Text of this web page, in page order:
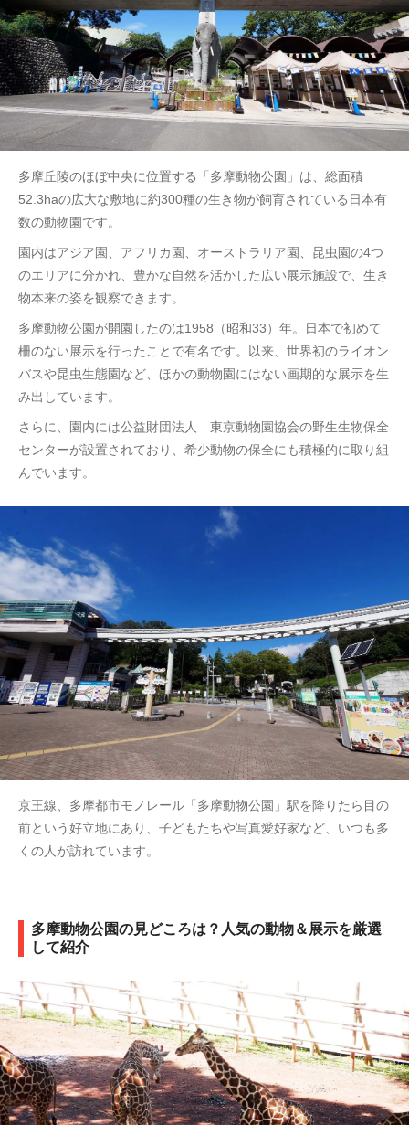
多摩丘陵のほぼ中央に位置する「多摩動物公園」は、総面積
52.3haの広大な敷地に約300種の生き物が飼育されている日本有
数の動物園です。
園内はアジア園、アフリカ園、オーストラリア園、昆虫園の4つ
のエリアに分かれ、豊かな自然を活かした広い展示施設で、生き
物本来の姿を観察できます。
多摩動物公園が開園したのは1958（昭和33）年。日本で初めて
柵のない展示を行ったことで有名です。以来、世界初のライオン
バスや昆虫生態園など、ほかの動物園にはない画期的な展示を生
み出しています。
さらに、園内には公益財団法人 東京動物園協会の野生生物保全
センターが設置されており、希少動物の保全にも積極的に取り組
んでいます。
京王線、多摩都市モノレール「多摩動物公園」駅を降りたら目の
前という好立地にあり、子どもたちや写真愛好家など、いつも多
くの人が訪れています。
多摩動物公園の見どころは？人気の動物＆展示を厳選
して紹介